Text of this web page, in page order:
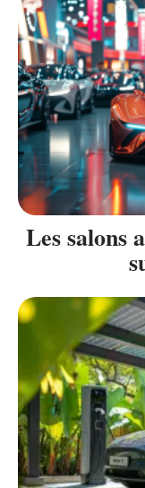
Les salons